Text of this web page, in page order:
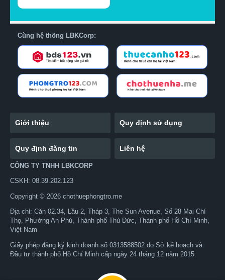
Cùng hệ thống LBKCorp:
Giới thiệu Quy định sử dụng
Quy định đăng tin Liên hệ
CÔNG TY TNHH LBKCORP
CSKH: 08.39.202.123
Copyright © 2026 chothuephongtro.me
Địa chỉ: Căn 02.34, Lầu 2, Tháp 3, The Sun Avenue, Số 28 Mai Chí
Thọ, Phường An Phú, Thành phố Thủ Đức, Thành phố Hồ Chí Minh,
Việt Nam
Giấy phép đăng ký kinh doanh số 0313588502 do Sở kế hoạch và
Đầu tư thành phố Hồ Chí Minh cấp ngày 24 tháng 12 năm 2015.